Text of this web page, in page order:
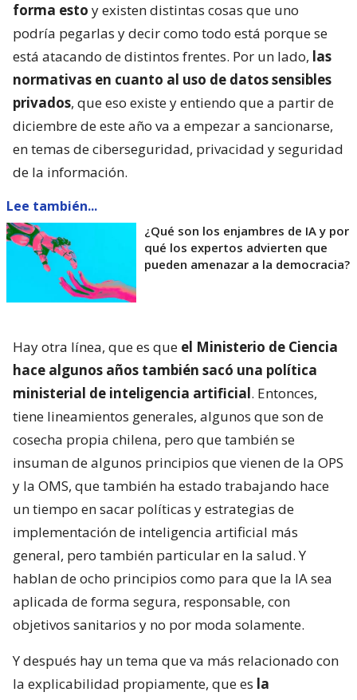
forma esto y existen distintas cosas que uno
podría pegarlas y decir como todo está porque se
está atacando de distintos frentes. Por un lado, las
normativas en cuanto al uso de datos sensibles
privados, que eso existe y entiendo que a partir de
diciembre de este año va a empezar a sancionarse,
en temas de ciberseguridad, privacidad y seguridad
de la información.
Lee también...
¿Qué son los enjambres de IA y por
qué los expertos advierten que
pueden amenazar a la democracia?
Hay otra línea, que es que el Ministerio de Ciencia
hace algunos años también sacó una política
ministerial de inteligencia artificial. Entonces,
tiene lineamientos generales, algunos que son de
cosecha propia chilena, pero que también se
insuman de algunos principios que vienen de la OPS
y la OMS, que también ha estado trabajando hace
un tiempo en sacar políticas y estrategias de
implementación de inteligencia artificial más
general, pero también particular en la salud. Y
hablan de ocho principios como para que la IA sea
aplicada de forma segura, responsable, con
objetivos sanitarios y no por moda solamente.
Y después hay un tema que va más relacionado con
la explicabilidad propiamente, que es la